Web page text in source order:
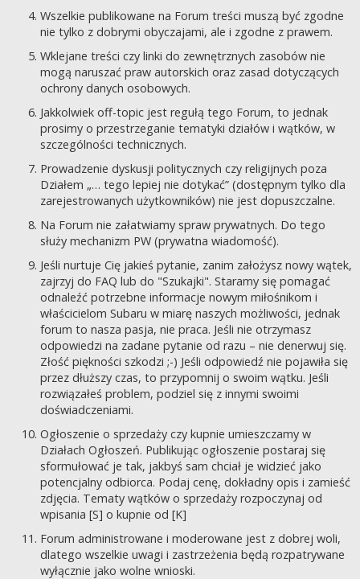
Wszelkie publikowane na Forum treści muszą być zgodne
nie tylko z dobrymi obyczajami, ale i zgodne z prawem.
Wklejane treści czy linki do zewnętrznych zasobów nie
mogą naruszać praw autorskich oraz zasad dotyczących
ochrony danych osobowych.
Jakkolwiek off-topic jest regułą tego Forum, to jednak
prosimy o przestrzeganie tematyki działów i wątków, w
szczególności technicznych.
Prowadzenie dyskusji politycznych czy religijnych poza
Działem „… tego lepiej nie dotykać” (dostępnym tylko dla
zarejestrowanych użytkowników) nie jest dopuszczalne.
Na Forum nie załatwiamy spraw prywatnych. Do tego
służy mechanizm PW (prywatna wiadomość).
Jeśli nurtuje Cię jakieś pytanie, zanim założysz nowy wątek,
zajrzyj do FAQ lub do "Szukajki". Staramy się pomagać
odnaleźć potrzebne informacje nowym miłośnikom i
właścicielom Subaru w miarę naszych możliwości, jednak
forum to nasza pasja, nie praca. Jeśli nie otrzymasz
odpowiedzi na zadane pytanie od razu – nie denerwuj się.
Złość piękności szkodzi ;-) Jeśli odpowiedź nie pojawiła się
przez dłuższy czas, to przypomnij o swoim wątku. Jeśli
rozwiązałeś problem, podziel się z innymi swoimi
doświadczeniami.
Ogłoszenie o sprzedaży czy kupnie umieszczamy w
Działach Ogłoszeń. Publikując ogłoszenie postaraj się
sformułować je tak, jakbyś sam chciał je widzieć jako
potencjalny odbiorca. Podaj cenę, dokładny opis i zamieść
zdjęcia. Tematy wątków o sprzedaży rozpoczynaj od
wpisania [S] o kupnie od [K]
Forum administrowane i moderowane jest z dobrej woli,
dlatego wszelkie uwagi i zastrzeżenia będą rozpatrywane
wyłącznie jako wolne wnioski.